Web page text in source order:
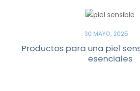
30 MAYO, 2025
Productos para una piel
esenciales